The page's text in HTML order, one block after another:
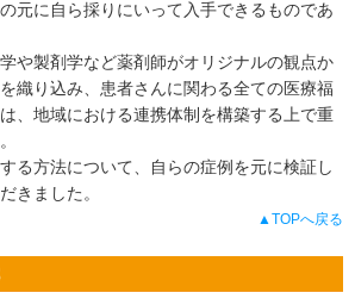
元に自ら採りにいって入手できるものであ
や製剤学など薬剤師がオリジナルの観点か
織り込み、患者さんに関わる全ての医療福
、地域における連携体制を構築する上で重
る方法について、自らの症例を元に検証し
きました。
▲TOPへ戻る